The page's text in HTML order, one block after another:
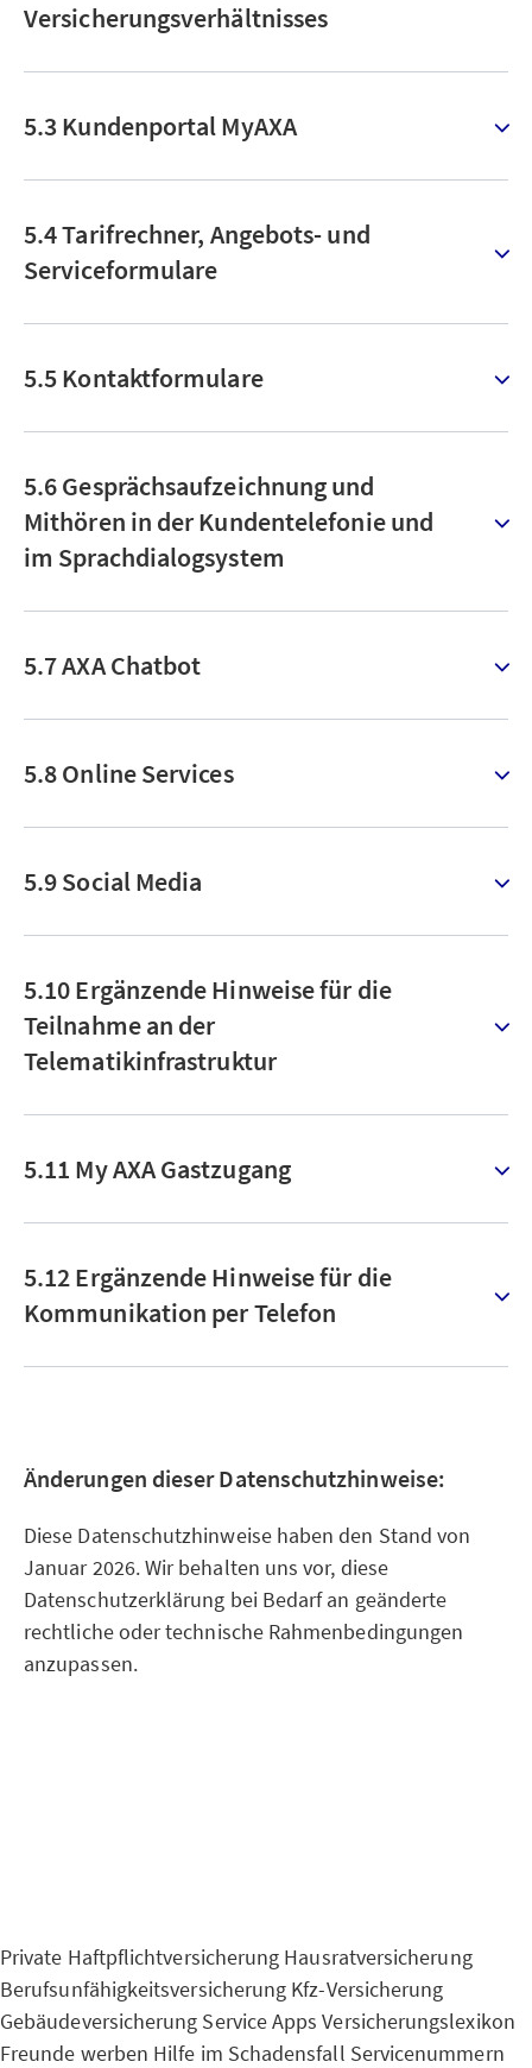
Versicherungsverhältnisses
5.3 Kundenportal MyAXA
5.4 Tarifrechner, Angebots- und
Serviceformulare
5.5 Kontaktformulare
5.6 Gesprächsaufzeichnung und
Mithören in der Kundentelefonie und
im Sprachdialogsystem
5.7 AXA Chatbot
5.8 Online Services
5.9 Social Media
5.10 Ergänzende Hinweise für die
Teilnahme an der
Telematikinfrastruktur
5.11 My AXA Gastzugang
5.12 Ergänzende Hinweise für die
Kommunikation per Telefon
Änderungen dieser Datenschutzhinweise:
Diese Datenschutzhinweise haben den Stand von
Januar 2026. Wir behalten uns vor, diese
Datenschutzerklärung bei Bedarf an geänderte
rechtliche oder technische Rahmenbedingungen
anzupassen.
Private Haftpflichtversicherung Hausratversicherung
Berufsunfähigkeitsversicherung Kfz-Versicherung
Gebäudeversicherung Service Apps Versicherungslexikon
Freunde werben Hilfe im Schadensfall Servicenummern